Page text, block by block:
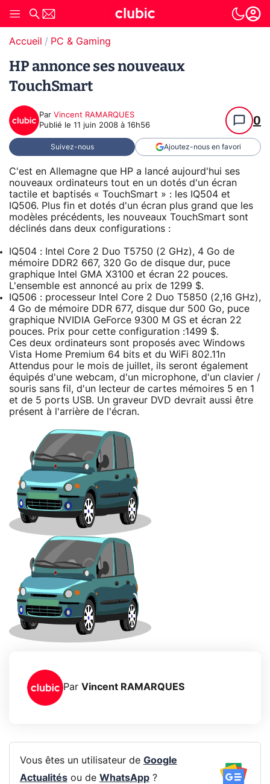
Accueil PC & Gaming
HP annonce ses nouveaux
TouchSmart
Par Vincent RAMARQUES
Publié le 11 juin 2008 à 16h56 0
Suivez-nous Ajoutez-nous en favori
C'est en Allemagne que HP a lancé aujourd'hui ses
nouveaux ordinateurs tout en un dotés d'un écran
tactile et baptisés « TouchSmart » : les IQ504 et
IQ506. Plus fin et dotés d'un écran plus grand que les
modèles précédents, les nouveaux TouchSmart sont
déclinés dans deux configurations :
IQ504 : Intel Core 2 Duo T5750 (2 GHz), 4 Go de
mémoire DDR2 667, 320 Go de disque dur, puce
graphique Intel GMA X3100 et écran 22 pouces.
L'ensemble est annoncé au prix de 1299 $.
IQ506 : processeur Intel Core 2 Duo T5850 (2,16 GHz),
4 Go de mémoire DDR 677, disque dur 500 Go, puce
graphique NVIDIA GeForce 9300 M GS et écran 22
pouces. Prix pour cette configuration :1499 $.
Ces deux ordinateurs sont proposés avec Windows
Vista Home Premium 64 bits et du WiFi 802.11n
Attendus pour le mois de juillet, ils seront également
équipés d'une webcam, d'un microphone, d'un clavier /
souris sans fil, d'un lecteur de cartes mémoires 5 en 1
et de 5 ports USB. Un graveur DVD devrait aussi être
présent à l'arrière de l'écran.
Par Vincent RAMARQUES
Vous êtes un utilisateur de Google
Actualitésou de WhatsApp?